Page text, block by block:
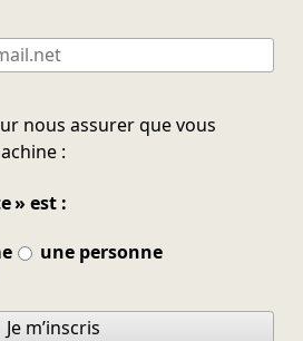
nous assurer que vous
:
» est :
une personne
Je m’inscris